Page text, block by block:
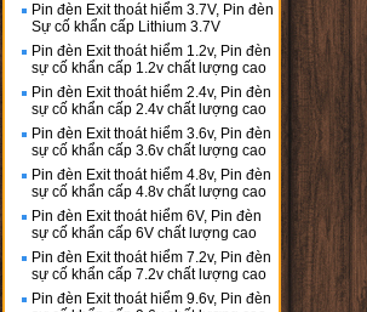
Pin đèn Exit thoát hiểm 3.7V, Pin đèn
Sự cố khẩn cấp Lithium 3.7V
Pin đèn Exit thoát hiểm 1.2v, Pin đèn
sự cố khẩn cấp 1.2v chất lượng cao
Pin đèn Exit thoát hiểm 2.4v, Pin đèn
sự cố khẩn cấp 2.4v chất lượng cao
Pin đèn Exit thoát hiểm 3.6v, Pin đèn
sự cố khẩn cấp 3.6v chất lượng cao
Pin đèn Exit thoát hiểm 4.8v, Pin đèn
sự cố khẩn cấp 4.8v chất lượng cao
Pin đèn Exit thoát hiểm 6V, Pin đèn
sự cố khẩn cấp 6V chất lượng cao
Pin đèn Exit thoát hiểm 7.2v, Pin đèn
sự cố khẩn cấp 7.2v chất lượng cao
Pin đèn Exit thoát hiểm 9.6v, Pin đèn